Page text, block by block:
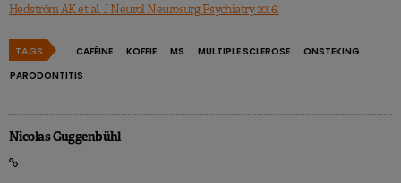
Hedström AK et al. J Neurol Neurosurg Psychiatry 2016.
TAGS CAFÉINE KOFFIE MS MULTIPLE SCLEROSE
ONSTEKING
PARODONTITIS
Nicolas Guggenbühl